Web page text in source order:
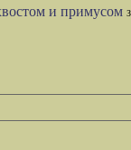
и примусом